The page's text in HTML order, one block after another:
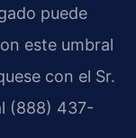
puede
este umbral
con el Sr.
(888) 437-